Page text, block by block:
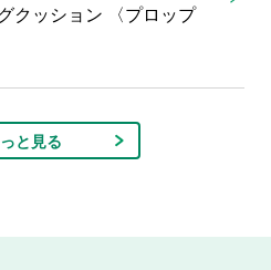
クッション 〈プロップ
と見る